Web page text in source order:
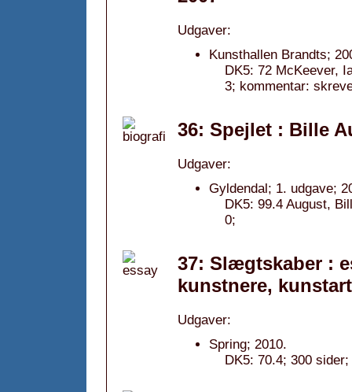
Udgaver:
Kunsthallen Brandts;
DK5: 72 McKeever,
3; kommentar:
36: Spejlet : Bille
Udgaver:
Gyldendal; 1. udgave;
DK5: 99.4 August,
0;
37: Slægtskaber :
kunstnere,
Udgaver:
Spring; 2010.
DK5: 70.4; 300